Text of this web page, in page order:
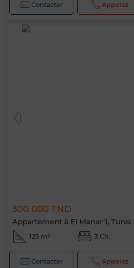
Contacter Appelez
300 000 TND
Appartement à El Manar 1, Tunis
125 m² 3 Ch.
Contacter Appelez